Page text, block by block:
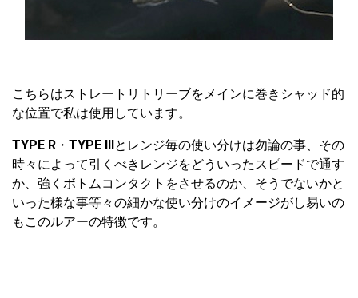
こちらはストレートリトリーブをメインに巻きシャッド的
な位置で私は使用しています。
TYPE R ・ TYPE III
とレンジ毎の使い分けは勿論の事、その
時々によって引くべきレンジをどういったスピードで通す
か、強くボトムコンタクトをさせるのか、そうでないかと
いった様な事等々の細かな使い分けのイメージがし易いの
もこのルアーの特徴です。